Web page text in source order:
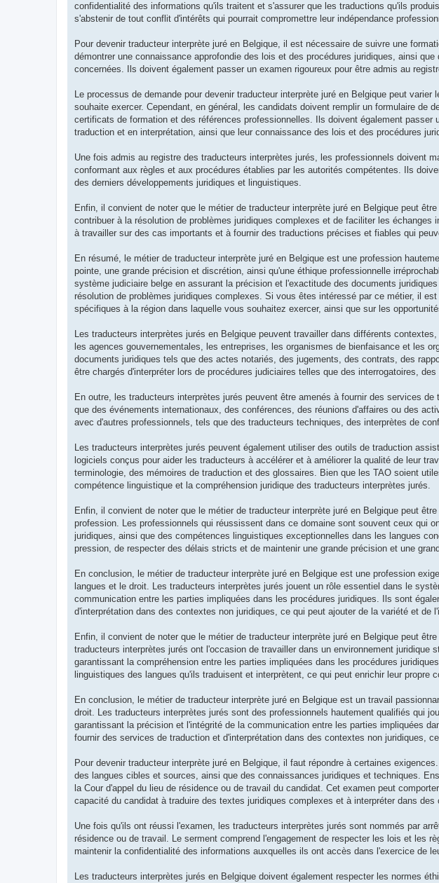
confidentialité des informations qu'ils traitent et s'assurer que les traductions qu'ils
s'abstenir de tout conflit d'intérêts qui pourrait compromettre leur indépendance
Pour devenir traducteur interprète juré en Belgique, il est nécessaire de suivre une
démontrer une connaissance approfondie des lois et des procédures juridiques, ainsi
concernées. Ils doivent également passer un examen rigoureux pour être admis au
Le processus de demande pour devenir traducteur interprète juré en Belgique peut
souhaite exercer. Cependant, en général, les candidats doivent remplir un formulaire de
certificats de formation et des références professionnelles. Ils doivent également passer
traduction et en interprétation, ainsi que leur connaissance des lois et des procédures
Une fois admis au registre des traducteurs interprètes jurés, les professionnels doivent
conformant aux règles et aux procédures établies par les autorités compétentes. Ils
des derniers développements juridiques et linguistiques.
Enfin, il convient de noter que le métier de traducteur interprète juré en Belgique peut
contribuer à la résolution de problèmes juridiques complexes et de faciliter les
à travailler sur des cas importants et à fournir des traductions précises et fiables qui
En résumé, le métier de traducteur interprète juré en Belgique est une profession
pointe, une grande précision et discrétion, ainsi qu'une éthique professionnelle
système judiciaire belge en assurant la précision et l'exactitude des documents
résolution de problèmes juridiques complexes. Si vous êtes intéressé par ce métier, il
spécifiques à la région dans laquelle vous souhaitez exercer, ainsi que sur les
Les traducteurs interprètes jurés en Belgique peuvent travailler dans différents
les agences gouvernementales, les entreprises, les organismes de bienfaisance et les
documents juridiques tels que des actes notariés, des jugements, des contrats, des
être chargés d'interpréter lors de procédures judiciaires telles que des interrogatoires,
En outre, les traducteurs interprètes jurés peuvent être amenés à fournir des services
que des événements internationaux, des conférences, des réunions d'affaires ou des
avec d'autres professionnels, tels que des traducteurs techniques, des interprètes de
Les traducteurs interprètes jurés peuvent également utiliser des outils de traduction
logiciels conçus pour aider les traducteurs à accélérer et à améliorer la qualité de leur
terminologie, des mémoires de traduction et des glossaires. Bien que les TAO soient
compétence linguistique et la compréhension juridique des traducteurs interprètes jurés.
Enfin, il convient de noter que le métier de traducteur interprète juré en Belgique peut
profession. Les professionnels qui réussissent dans ce domaine sont souvent ceux qui
juridiques, ainsi que des compétences linguistiques exceptionnelles dans les langues
pression, de respecter des délais stricts et de maintenir une grande précision et une
En conclusion, le métier de traducteur interprète juré en Belgique est une profession
langues et le droit. Les traducteurs interprètes jurés jouent un rôle essentiel dans le
communication entre les parties impliquées dans les procédures juridiques. Ils sont
d'interprétation dans des contextes non juridiques, ce qui peut ajouter de la variété et de
Enfin, il convient de noter que le métier de traducteur interprète juré en Belgique peut
traducteurs interprètes jurés ont l'occasion de travailler dans un environnement juridique
garantissant la compréhension entre les parties impliquées dans les procédures
linguistiques des langues qu'ils traduisent et interprètent, ce qui peut enrichir leur propre
En conclusion, le métier de traducteur interprète juré en Belgique est un travail
droit. Les traducteurs interprètes jurés sont des professionnels hautement qualifiés qui
garantissant la précision et l'intégrité de la communication entre les parties impliquées
fournir des services de traduction et d'interprétation dans des contextes non juridiques,
Pour devenir traducteur interprète juré en Belgique, il faut répondre à certaines
des langues cibles et sources, ainsi que des connaissances juridiques et techniques.
la Cour d'appel du lieu de résidence ou de travail du candidat. Cet examen peut
capacité du candidat à traduire des textes juridiques complexes et à interpréter dans des
Une fois qu'ils ont réussi l'examen, les traducteurs interprètes jurés sont nommés par
résidence ou de travail. Le serment comprend l'engagement de respecter les lois et les
maintenir la confidentialité des informations auxquelles ils ont accès dans l'exercice de
Les traducteurs interprètes jurés en Belgique doivent également respecter les normes